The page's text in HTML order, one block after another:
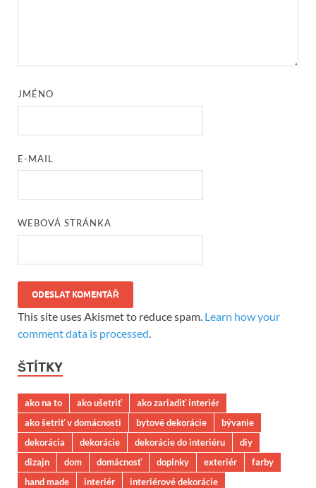
JMÉNO
E-MAIL
WEBOVÁ STRÁNKA
This site uses Akismet to reduce spam. Learn how your
comment data is processed
ŠTÍTKY
ako na to ako ušetriť
ako zariadiť interiér
ako šetriť v domácnosti
bytové dekorácie
bývanie
dekorácia
dekorácie dekorácie do interiéru
diy
dizajn
dom domácnosť doplnky exteriér
farby
hand made
interiér
interiérové dekorácie